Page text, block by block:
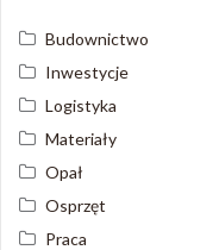
Budownictwo
Inwestycje
Logistyka
Materiały
Opał
Osprzęt
Praca